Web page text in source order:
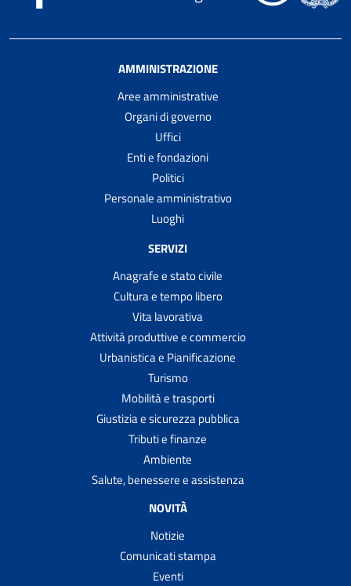
AMMINISTRAZIONE
Aree amministrative
Organi di governo
Uffici
Enti e fondazioni
Politici
Personale amministrativo
Luoghi
SERVIZI
Anagrafe e stato civile
Cultura e tempo libero
Vita lavorativa
Attività produttive e commercio
Urbanistica e Pianificazione
Turismo
Mobilità e trasporti
Giustizia e sicurezza pubblica
Tributi e finanze
Ambiente
Salute, benessere e assistenza
NOVITÀ
Notizie
Comunicati stampa
Eventi